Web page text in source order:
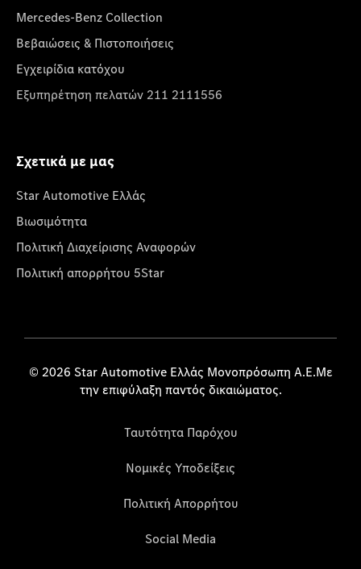
Mercedes-Benz Collection
Βεβαιώσεις & Πιστοποιήσεις
Εγχειρίδια κατόχου
Εξυπηρέτηση πελατών 211 2111556
Σχετικά με μας
Star Automotive Ελλάς
Βιωσιμότητα
Πολιτική Διαχείρισης Αναφορών
Πολιτική απορρήτου 5Star
© 2026 Star Automotive Ελλάς Μονοπρόσωπη Α.Ε.Με
την επιφύλαξη παντός δικαιώματος.
Ταυτότητα Παρόχου
Νομικές Υποδείξεις
Πολιτική Απορρήτου
Social Media